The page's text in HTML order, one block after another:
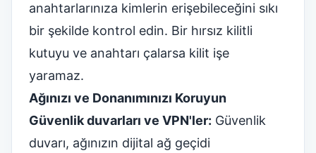
anahtarlarınıza kimlerin erişebileceğini sıkı
bir şekilde kontrol edin. Bir hırsız kilitli
kutuyu ve anahtarı çalarsa kilit işe
yaramaz.
Ağınızı ve Donanımınızı Koruyun
Güvenlik duvarları ve VPN'ler: Güvenlik
duvarı, ağınızın dijital ağ geçidi